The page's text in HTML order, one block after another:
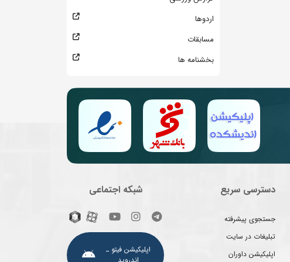
اردوها
مسابقات
بخشنامه ها
دسترسی سریع
جستجوی پیشرفته
تبلیغات در سایت
اپلیکیشن داوران
شبکه اجتماعی
اپلیکیشن فیتو ـ